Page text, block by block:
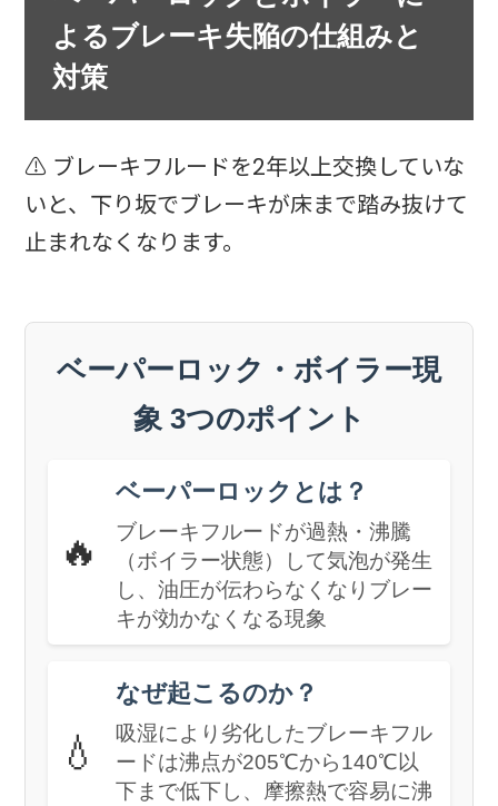
よるブレーキ失陥の仕組みと
対策
⚠️ ブレーキフルードを2年以上交換していな
いと、下り坂でブレーキが床まで踏み抜けて
止まれなくなります。
ベーパーロック・ボイラー現
象 3つのポイント
🔥
ベーパーロックとは？
ブレーキフルードが過熱・沸騰
（ボイラー状態）して気泡が発生
し、油圧が伝わらなくなりブレー
キが効かなくなる現象
💧
なぜ起こるのか？
吸湿により劣化したブレーキフル
ードは沸点が205℃から140℃以
下まで低下し、摩擦熱で容易に沸